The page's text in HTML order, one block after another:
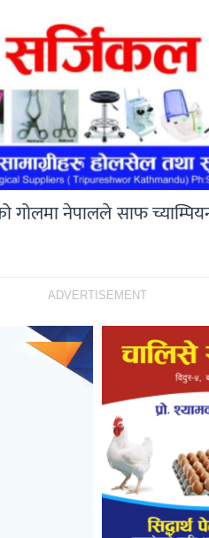
गोलमा नेपालले साफ
ADVERTISEMENT